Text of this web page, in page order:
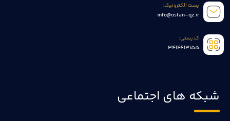
پست الکترونیک:
info@ostan-qz.ir
کدپستی:
3414613155
شبکه های اجتماعی